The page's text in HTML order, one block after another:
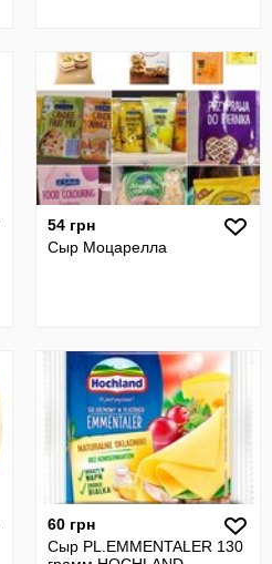
54 грн
Сыр Моцарелла
60 грн
Сыр PL.EMMENTALER 130